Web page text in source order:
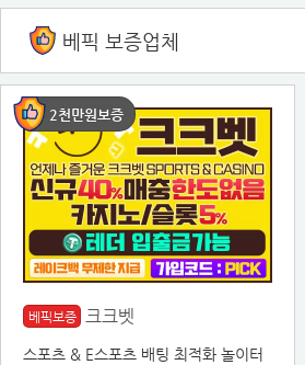
베픽 보증업체
2천만원보증
베픽보증 크크벳
스포츠 & E스포츠 배팅 최적화 놀이터